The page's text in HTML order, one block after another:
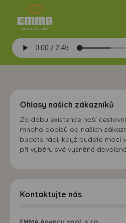
Ohlasy našich zákazníků
Za dobu existence naší
mnoho dopisů od našich
budete rádi, když budete moci
při výběru své vysněné
Kontaktujte nás